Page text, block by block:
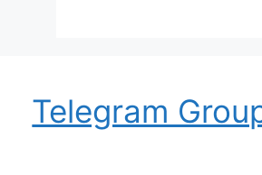
Telegram